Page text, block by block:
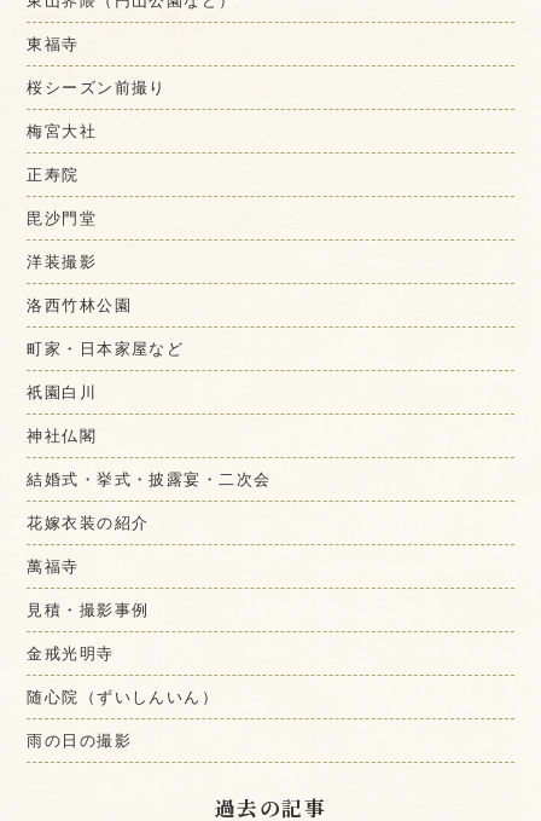
東福寺
桜シーズン前撮り
梅宮大社
正寿院
毘沙門堂
洋装撮影
洛西竹林公園
町家・日本家屋など
祇園白川
神社仏閣
結婚式・挙式・披露宴・二次会
花嫁衣装の紹介
萬福寺
見積・撮影事例
金戒光明寺
随心院（ずいしんいん）
雨の日の撮影
過去の記事